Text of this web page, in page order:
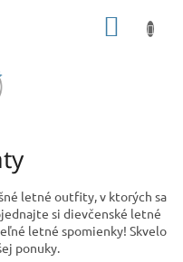
letné outfity, v ktorých sa
si dievčenské letné
letné spomienky! Skvelo
ponuky.